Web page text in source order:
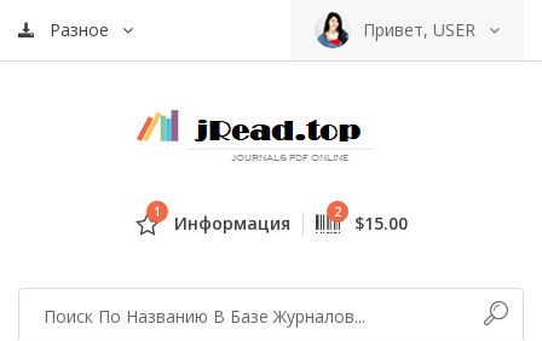
Разное Привет, USER
1 Информация 2 $15.00